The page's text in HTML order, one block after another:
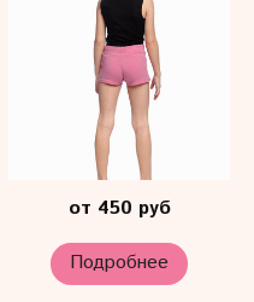
от 450 руб
Подробнее